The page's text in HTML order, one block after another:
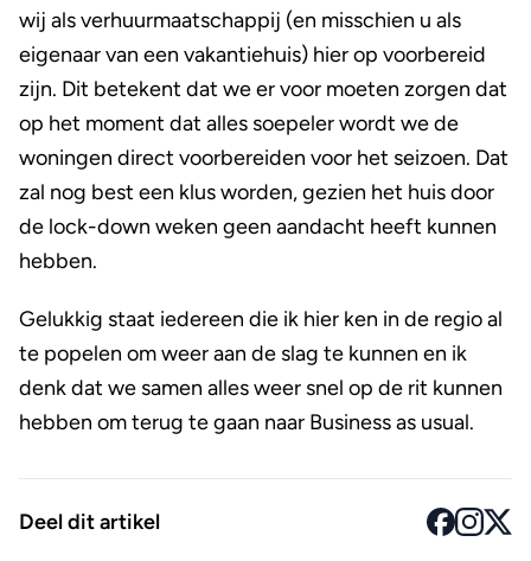
wij als verhuurmaatschappij (en misschien u als
eigenaar van een vakantiehuis) hier op voorbereid
zijn. Dit betekent dat we er voor moeten zorgen dat
op het moment dat alles soepeler wordt we de
woningen direct voorbereiden voor het seizoen. Dat
zal nog best een klus worden, gezien het huis door
de lock-down weken geen aandacht heeft kunnen
hebben.
Gelukkig staat iedereen die ik hier ken in de regio al
te popelen om weer aan de slag te kunnen en ik
denk dat we samen alles weer snel op de rit kunnen
hebben om terug te gaan naar Business as usual.
Deel dit artikel